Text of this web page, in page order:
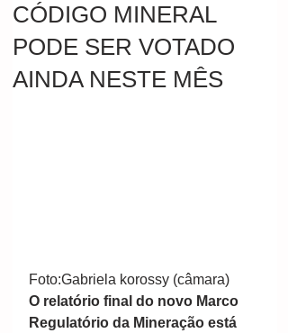
CÓDIGO MINERAL
PODE SER VOTADO
AINDA NESTE MÊS
Foto:Gabriela korossy (câmara)
O relatório final do novo Marco
Regulatório da Mineração está